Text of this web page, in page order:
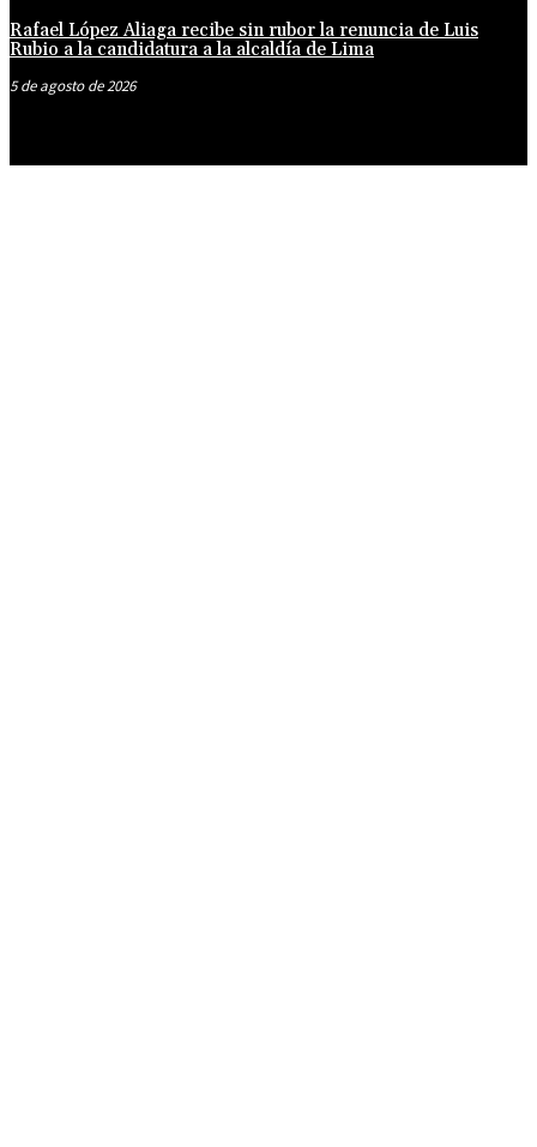
Rafael López Aliaga recibe sin rubor la renuncia de Luis
Rubio a la candidatura a la alcaldía de Lima
5 de agosto de 2026